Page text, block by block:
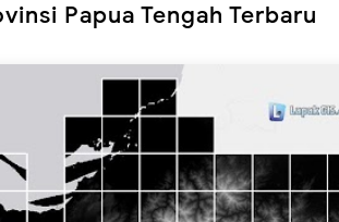
Papua Tengah Terbaru